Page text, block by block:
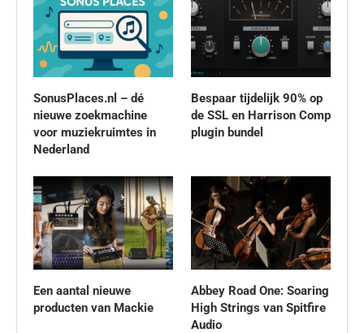
SonusPlaces.nl – dé
nieuwe zoekmachine
voor muziekruimtes in
Nederland
Bespaar tijdelijk 90% op
de SSL en Harrison Comp
plugin bundel
Een aantal nieuwe
producten van Mackie
Abbey Road One: Soaring
High Strings van Spitfire
Audio